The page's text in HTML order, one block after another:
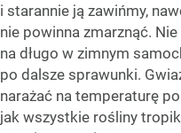
i starannie ją zawińmy,
nie powinna zmarznąć.
na długo w zimnym
po dalsze sprawunki.
narażać na temperaturę
jak wszystkie rośliny